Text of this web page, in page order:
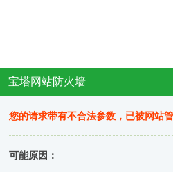
宝塔网站防火墙
您的请求带有不合法参数，已被网站
可能原因：